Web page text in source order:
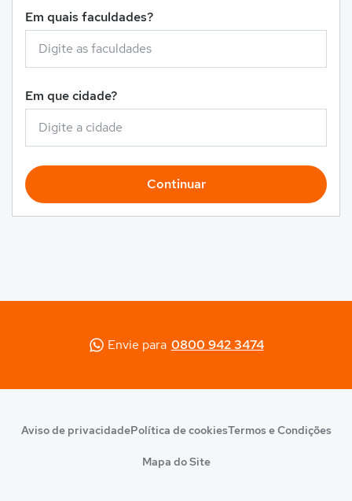
Em quais faculdades?
Em que cidade?
Continuar
Envie para 0800 942 3474
Aviso de privacidadePolítica de cookiesTermos e Condições
Mapa do Site